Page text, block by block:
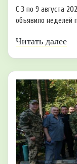
С 3 по 9 августа
объявило неделей
Читать далее